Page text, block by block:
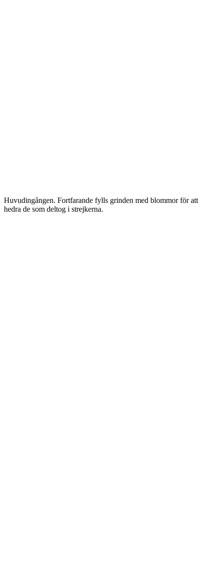
Huvudingången. Fortfarande fylls grinden med blommor för att
hedra de som deltog i strejkerna.